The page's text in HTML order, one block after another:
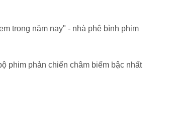
trong năm nay" - nhà phê bình phim
phim phản chiến châm biếm bậc nhất